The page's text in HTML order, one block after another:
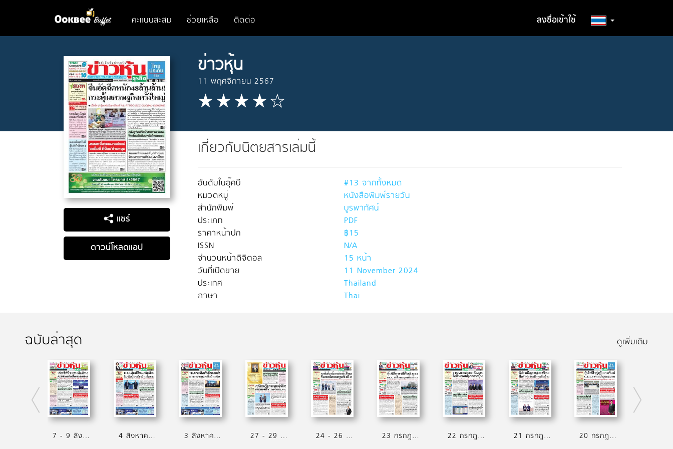
คะแนนสะสม ช่วยเหลือ ติดต่อ ลงชื่อเข้าใช้
แชร์
ดาวน์โหลดแอป
ข่าวหุ้น
11 พฤศจิกายน 2567
เกี่ยวกับนิตยสารเล่มนี้
อันดับในอุ๊คบี
#13 จากทั้งหมด
หมวดหมู่
หนังสือพิมพ์รายวัน
สำนักพิมพ์
บูรพาทัศน์
ประเภท
PDF
ราคาหน้าปก
฿15
ISSN
N/A
จำนวนหน้าดิจิตอล
15 หน้า
วันที่เปิดขาย
11 November 2024
ประเทศ
Thailand
ภาษา
Thai
ฉบับล่าสุด ดูเพิ่มเติม
7 - 9 สิงหาคม 2569 4 สิงหาคม 2569 3 สิงหาคม 2569 27 - 29 กรกฎาคม 2569 24 - 26 กรกฎาคม 2569 23 กรกฎาคม 2569 22 กรกฎาคม 2569 21 กรกฎาคม 2569 20 กรกฎาคม 2569